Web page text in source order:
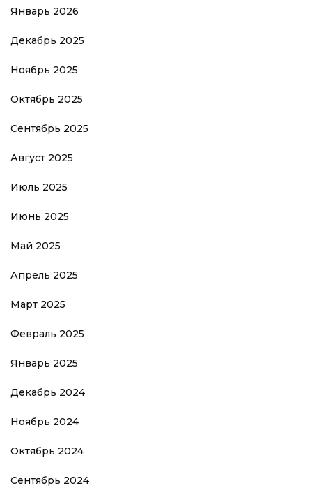
Январь 2026
Декабрь 2025
Ноябрь 2025
Октябрь 2025
Сентябрь 2025
Август 2025
Июль 2025
Июнь 2025
Май 2025
Апрель 2025
Март 2025
Февраль 2025
Январь 2025
Декабрь 2024
Ноябрь 2024
Октябрь 2024
Сентябрь 2024